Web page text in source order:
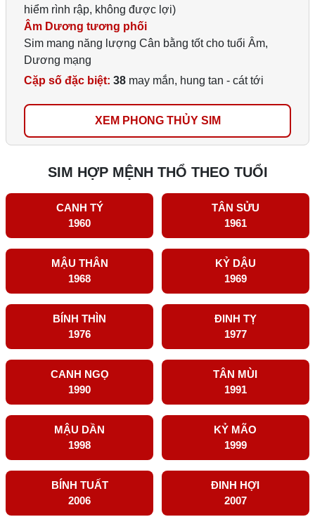
hiểm rình rập, không được lợi)
Âm Dương tương phối
Sim mang năng lượng Cân bằng tốt cho tuổi Âm,
Dương mạng
Cặp số đặc biệt: 38 may mắn, hung tan - cát tới
XEM PHONG THỦY SIM
SIM HỢP MỆNH THỔ THEO TUỔI
CANH TÝ
1960
TÂN SỬU
1961
MẬU THÂN
1968
KỶ DẬU
1969
BÍNH THÌN
1976
ĐINH TỴ
1977
CANH NGỌ
1990
TÂN MÙI
1991
MẬU DẦN
1998
KỶ MÃO
1999
BÍNH TUẤT
2006
ĐINH HỢI
2007